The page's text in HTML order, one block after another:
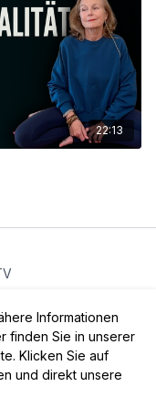
Informationen
finden Sie in unserer
Klicken Sie auf
und direkt unsere
22:13